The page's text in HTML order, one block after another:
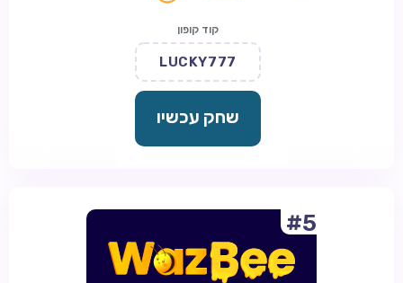
קוד קופון
LUCKY777
שחק עכשיו
#5